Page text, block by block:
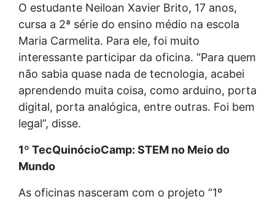
O estudante Neiloan Xavier Brito, 17 anos,
cursa a 2ª série do ensino médio na escola
Maria Carmelita. Para ele, foi muito
interessante participar da oficina. “Para quem
não sabia quase nada de tecnologia, acabei
aprendendo muita coisa, como arduino, porta
digital, porta analógica, entre outras. Foi bem
legal”, disse.
1º TecQuinócioCamp: STEM no Meio do
Mundo
As oficinas nasceram com o projeto “1º